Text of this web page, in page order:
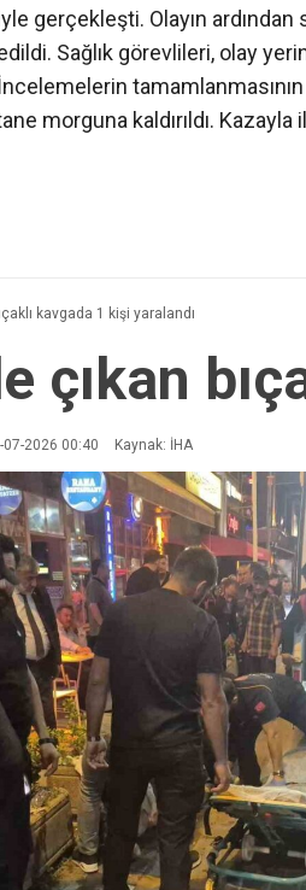
gerçekleşti. Olayın ardından
Sağlık görevlileri, olay
tamamlanmasının
morguna kaldırıldı. Kazayla
kavgada 1 kişi yaralandı
çıkan
2026 00:40 Kaynak: İHA